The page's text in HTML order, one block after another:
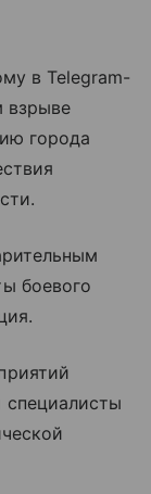
в Telegram-
взрыве
города
боевого